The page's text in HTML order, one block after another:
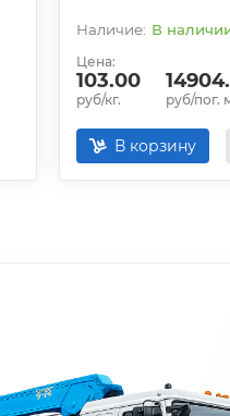
В
Цена:
103.00
руб/кг. руб/пог.
В корзину